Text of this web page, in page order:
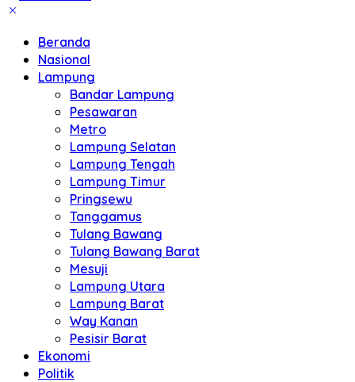
Beranda
Nasional
Lampung
Bandar Lampung
Pesawaran
Metro
Lampung Selatan
Lampung Tengah
Lampung Timur
Pringsewu
Tanggamus
Tulang Bawang
Tulang Bawang Barat
Mesuji
Lampung Utara
Lampung Barat
Way Kanan
Pesisir Barat
Ekonomi
Politik